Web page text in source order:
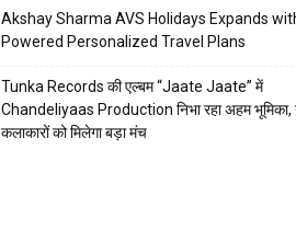
Akshay Sharma AVS Holidays Expands
Powered Personalized Travel Plans
Tunka Records की एल्बम “Jaate Jaate” में
Chandeliyaas Production निभा रहा अहम भूमिका,
कलाकारों को मिलेगा बड़ा मंच